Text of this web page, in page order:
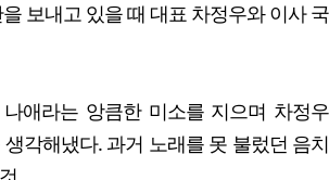
보내고 있을 때 대표 차정우와 이사 국
애라는 앙큼한 미소를 지으며 차정우
각해냈다. 과거 노래를 못 불렀던 음치